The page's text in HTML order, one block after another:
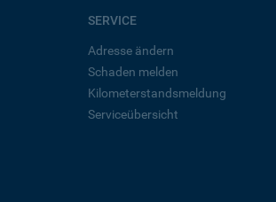
SERVICE
Adresse ändern
Schaden melden
Kilometerstandsmeldung
Serviceübersicht